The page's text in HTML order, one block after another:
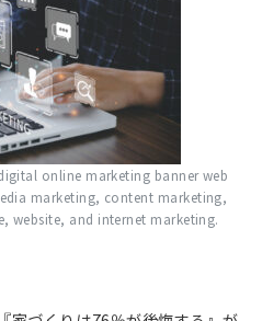
online marketing banner web
marketing, content marketing,
website, and internet marketing.